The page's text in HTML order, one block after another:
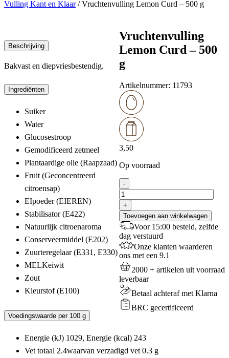
Vulling Kant en Klaar /Vruchtenvulling Lemon Curd – 500 g
Vruchtenvulling
Lemon Curd – 500
g
Artikelnummer: 11793
3,50
Op voorraad
- Vruchtenvulling
Lemon
Curd
-
500
g
aantal
+
Toevoegen aan winkelwagen
Voor 15:00 besteld, zelfde
dag verstuurd
Onze klanten waarderen
ons met een 9.1
2000 + artikelen uit voorraad
leverbaar
Betaal achteraf met Klarna
BRC gecertificeerd
Beschrijving
Bakvast en diepvriesbestendig.
Ingrediënten
Suiker
Water
Glucosestroop
Gemodificeerd zetmeel
Plantaardige olie (Raapzaad)
Fruit (Geconcentreerd
citroensap)
EIpoeder (EIEREN)
Stabilisator (E422)
Natuurlijk citroenaroma
Conserveermiddel (E202)
Zuurteregelaar (E331, E330)
MELKeiwit
Zout
Kleurstof (E100)
Voedingswaarde per 100 g
Energie (kJ) 1029, Energie (kcal) 243
Vet totaal 2.4waarvan verzadigd vet 0.3 g